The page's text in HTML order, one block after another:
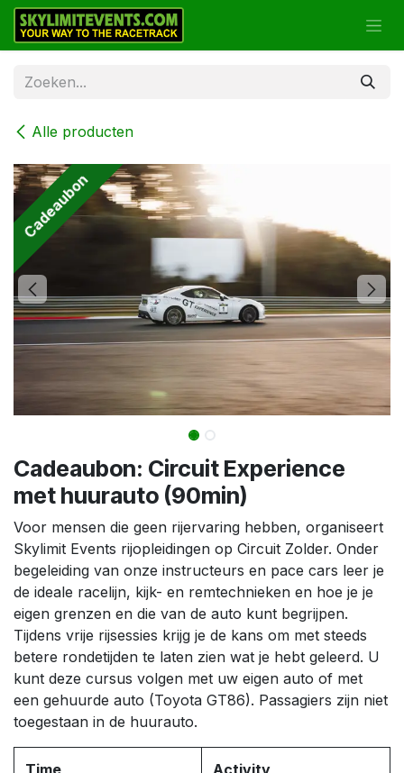
Overslaan naar inhoud
Alle producten
Cadeaubon
Cadeaubon: Circuit Experience
met huurauto (90min)
Voor mensen die geen rijervaring hebben, organiseert
Skylimit Events rijopleidingen op Circuit Zolder. Onder
begeleiding van onze instructeurs en pace cars leer je
de ideale racelijn, kijk- en remtechnieken en hoe je je
eigen grenzen en die van de auto kunt begrijpen.
Tijdens vrije rijsessies krijg je de kans om met steeds
betere rondetijden te laten zien wat je hebt geleerd. U
kunt deze cursus volgen met uw eigen auto of met
een gehuurde auto (Toyota GT86). Passagiers zijn niet
toegestaan in de huurauto.
Time Activity